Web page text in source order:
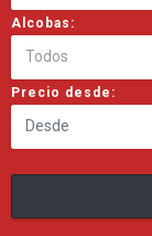
Alcobas:
Todos
Precio desde: